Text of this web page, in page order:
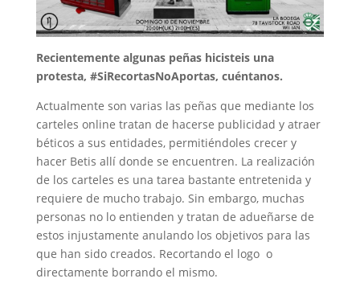
Recientemente algunas peñas hicisteis una
protesta, #SiRecortasNoAportas, cuéntanos.
Actualmente son varias las peñas que mediante los
carteles online tratan de hacerse publicidad y atraer
béticos a sus entidades, permitiéndoles crecer y
hacer Betis allí donde se encuentren. La realización
de los carteles es una tarea bastante entretenida y
requiere de mucho trabajo. Sin embargo, muchas
personas no lo entienden y tratan de adueñarse de
estos injustamente anulando los objetivos para las
que han sido creados. Recortando el logo o
directamente borrando el mismo.